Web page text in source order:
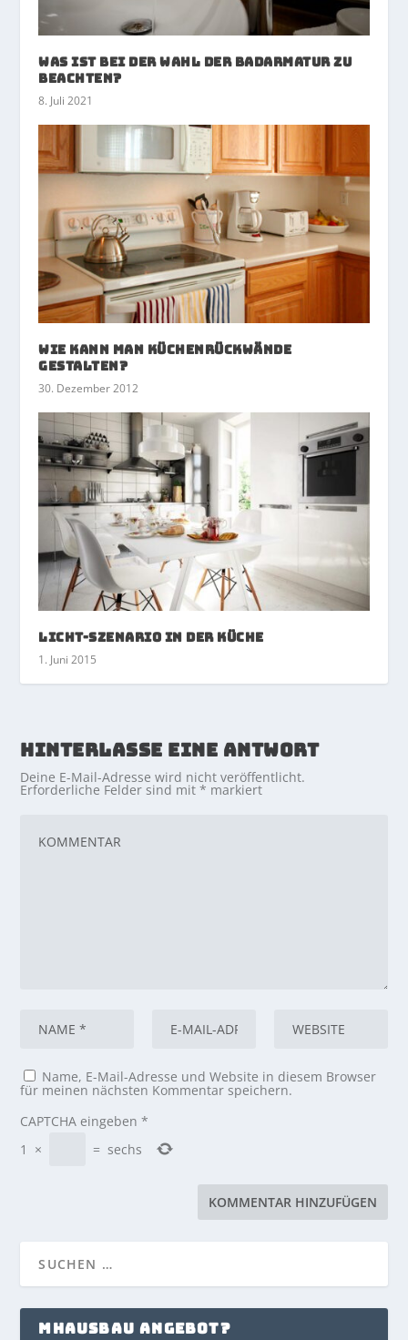
Was ist bei der Wahl der Badarmatur zu
beachten?
8. Juli 2021
Wie kann man Küchenrückwände
gestalten?
30. Dezember 2012
Licht-Szenario in der Küche
1. Juni 2015
HINTERLASSE EINE ANTWORT
Deine E-Mail-Adresse wird nicht veröffentlicht.
Erforderliche Felder sind mit* markiert
Name, E-Mail-Adresse und Website in diesem Browser
für meinen nächsten Kommentar speichern.
CAPTCHA eingeben *
1
× = sechs
MHAUSBAU ANGEBOT?